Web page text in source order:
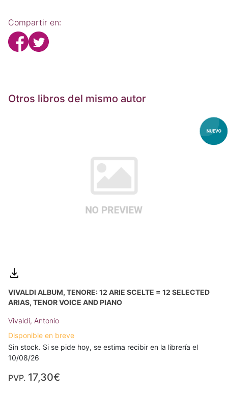
Compartir en:
Otros libros del mismo autor
VIVALDI ALBUM, TENORE: 12 ARIE SCELTE = 12 SELECTED
ARIAS, TENOR VOICE AND PIANO
Vivaldi, Antonio
Disponible en breve
Sin stock. Si se pide hoy, se estima recibir en la librería el
10/08/26
PVP. 17,30€